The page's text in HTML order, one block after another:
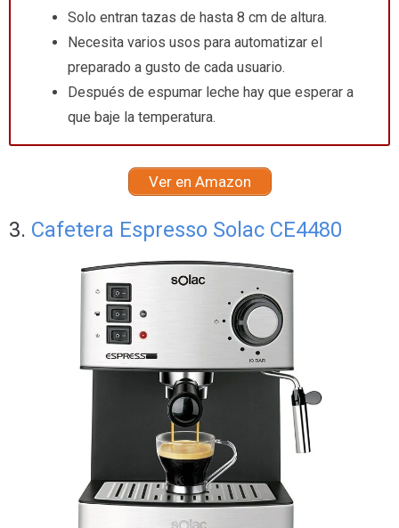
Solo entran tazas de hasta 8 cm de altura.
Necesita varios usos para automatizar el
preparado a gusto de cada usuario.
Después de espumar leche hay que esperar a
que baje la temperatura.
Ver en Amazon
3. Cafetera Espresso Solac CE4480